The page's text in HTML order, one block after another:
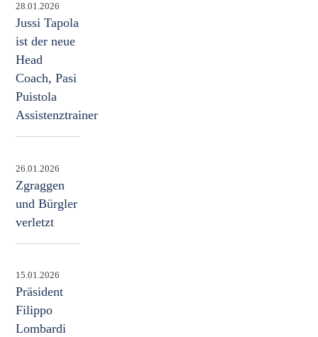
28.01.2026
Jussi Tapola
ist der neue
Head
Coach, Pasi
Puistola
Assistenztrainer
26.01.2026
Zgraggen
und Bürgler
verletzt
15.01.2026
Präsident
Filippo
Lombardi